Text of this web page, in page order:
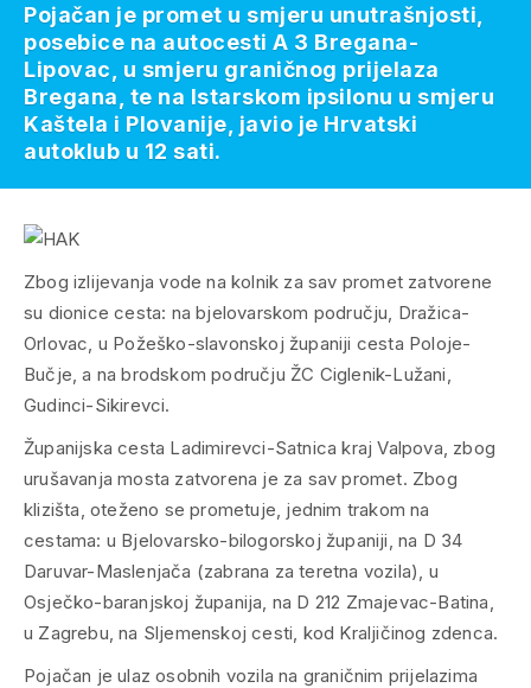
Zbog izlijevanja vode na kolnik za sav promet zatvorene
su dionice cesta: na bjelovarskom području, Dražica-
Orlovac, u Požeško-slavonskoj županiji cesta Poloje-
Bučje, a na brodskom području ŽC Ciglenik-Lužani,
Gudinci-Sikirevci.
Županijska cesta Ladimirevci-Satnica kraj Valpova, zbog
urušavanja mosta zatvorena je za sav promet. Zbog
klizišta, oteženo se prometuje, jednim trakom na
cestama: u Bjelovarsko-bilogorskoj županiji, na D 34
Daruvar-Maslenjača (zabrana za teretna vozila), u
Osječko-baranjskoj županija, na D 212 Zmajevac-Batina,
u Zagrebu, na Sljemenskoj cesti, kod Kraljičinog zdenca.
Pojačan je ulaz osobnih vozila na graničnim prijelazima
Pojačan je promet u smjeru unutrašnjosti,
posebice na autocesti A 3 Bregana-
Lipovac, u smjeru graničnog prijelaza
Bregana, te na Istarskom ipsilonu u smjeru
Kaštela i Plovanije, javio je Hrvatski
autoklub u 12 sati.